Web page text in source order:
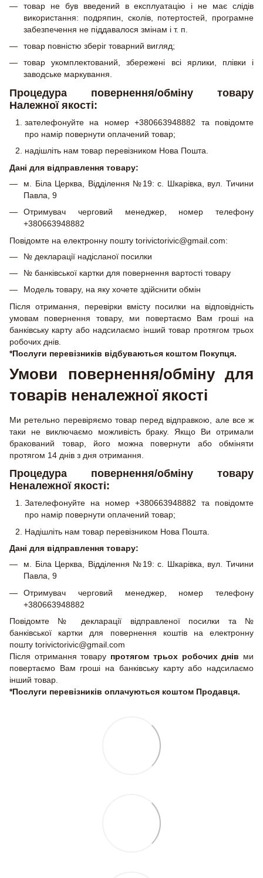
товар не був введений в експлуатацію і не має слідів
використання: подряпин, сколів, потертостей, програмне
забезпечення не піддавалося змінам і т. п.
товар повністю зберіг товарний вигляд;
товар укомплектований, збережені всі ярлики, плівки і
заводське маркування.
Процедура повернення/обміну товару
Належної якості:
зателефонуйте на номер +380663948882 та повідомте
про намір повернути оплачений товар;
надішліть нам товар перевізником Нова Пошта.
Дані для відправлення товару:
м. Біла Церква, Відділення №19: с. Шкарівка, вул. Тичини
Павла, 9
Отримувач черговий менеджер, номер телефону
+380663948882
Повідомте на електронну пошту torivictorivic@gmail.com:
№ декларації надісланої посилки
№ банківської картки для повернення вартості товару
Модель товару, на яку хочете здійснити обмін
Після отримання, перевірки вмісту посилки на відповідність
умовам повернення товару, ми повертаємо Вам гроші на
банківську карту або надсилаємо інший товар протягом трьох
робочих днів.
*Послуги перевізників відбуваються коштом Покупця.
Умови повернення/обміну для
товарів неналежної якості
Ми ретельно перевіряємо товар перед відправкою, але все ж
таки не виключаємо можливість браку. Якщо Ви отримали
бракований товар, його можна повернути або обміняти
протягом 14 днів з дня отримання.
Процедура повернення/обміну товару
Неналежної якості:
Зателефонуйте на номер +380663948882 та повідомте
про намір повернути оплачений товар;
Надішліть нам товар перевізником Нова Пошта.
Дані для відправлення товару:
м. Біла Церква, Відділення №19: с. Шкарівка, вул. Тичини
Павла, 9
Отримувач черговий менеджер, номер телефону
+380663948882
Повідомте № декларації відправленої посилки та №
банківської картки для повернення коштів на електронну
пошту torivictorivic@gmail.com
Після отримання товару протягом трьох робочих днів ми
повертаємо Вам гроші на банківську карту або надсилаємо
інший товар.
*Послуги перевізників оплачуються коштом Продавця.